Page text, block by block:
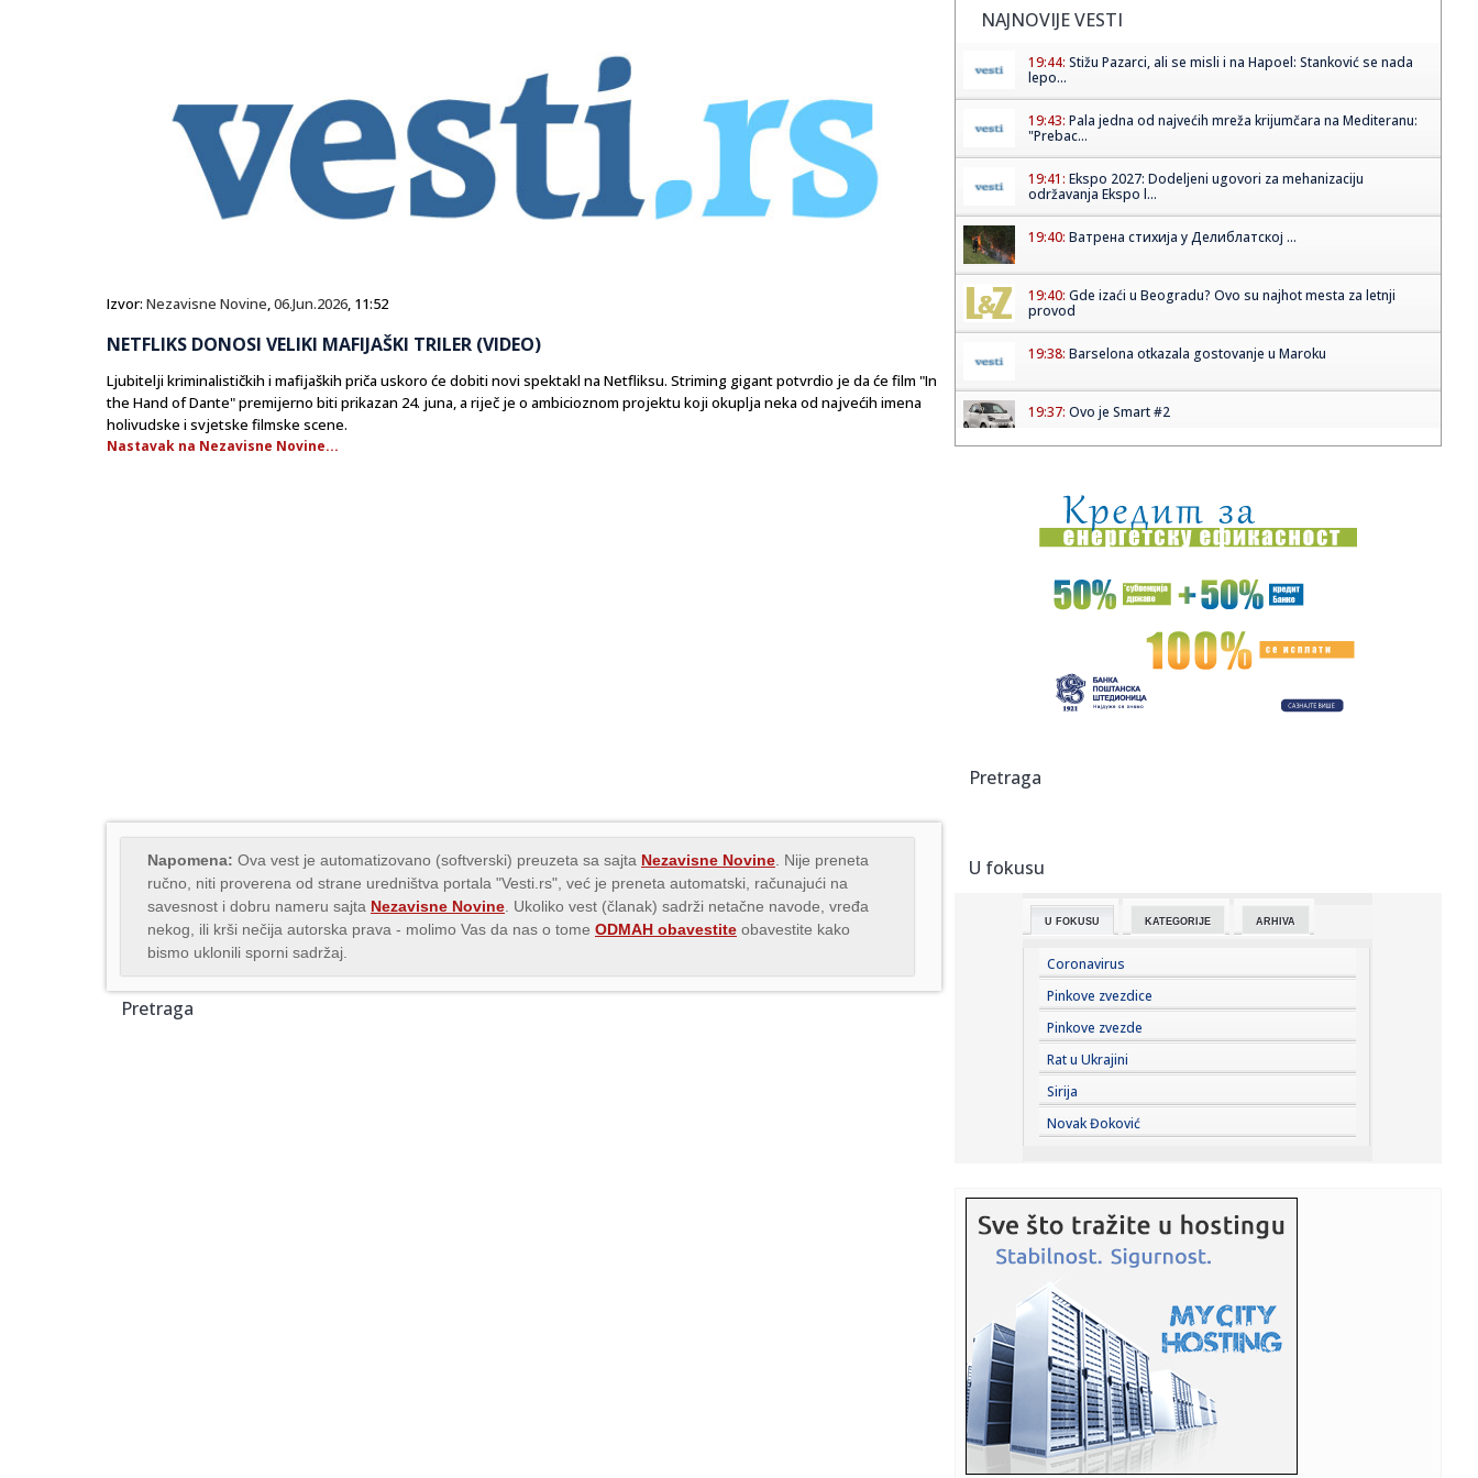
Izvor: Nezavisne Novine,06.Jun.2026, 11:52
NETFLIKS DONOSI VELIKI MAFIJAŠKI TRILER (VIDEO)
​Ljubitelji kriminalističkih i mafijaških priča uskoro će dobiti novi spektakl na Netfliksu. Striming gigant potvrdio je da će film "In
the Hand of Dante" premijerno biti prikazan 24. juna, a riječ je o ambicioznom projektu koji okuplja neka od najvećih imena
holivudske i svjetske filmske scene.
Nastavak na Nezavisne Novine...
Napomena: Ova vest je automatizovano (softverski) preuzeta sa sajta Nezavisne Novine . Nije preneta
ručno, niti proverena od strane uredništva portala "Vesti.rs", već je preneta automatski, računajući na
savesnost i dobru nameru sajta Nezavisne Novine . Ukoliko vest (članak) sadrži netačne navode, vređa
nekog, ili krši nečija autorska prava - molimo Vas da nas o tome ODMAH obavestite obavestite kako
bismo uklonili sporni sadržaj.
Pretraga
NAJNOVIJE VESTI
19:44: Stižu Pazarci, ali se misli i na Hapoel: Stanković se nada
lepo...
19:43: Pala jedna od najvećih mreža krijumčara na Mediteranu:
"Prebac...
19:41: Ekspo 2027: Dodeljeni ugovori za mehanizaciju
održavanja Ekspo l...
19:40: Ватрена стихија у Делиблатској ...
19:40: Gde izaći u Beogradu? Ovo su najhot mesta za letnji
provod
19:38: Barselona otkazala gostovanje u Maroku
19:37: Ovo je Smart #2
19:32:Novi BYD Seal 07
19:31:Preminuo poznati muzički producent: Sarađivao sa
Madonom i Brit...
Procurio govor Kamale Haris: Udarila oštro po Bajdenu
19:28:Председник Украјине Володимир ...
Zelenskog u Sr...
19:24:
19:21: Путничка возила на Батровцима ...
19:22:Lukić potpisuje! Srbin postaje član povratnika (FOTO)
19:19:Požar na deponiji povećao zagađenje u Sremskoj
Mitrovici: Veta...
19:14:Baždar zvanično u novom klubu
19:12: Holivud okrenuo leđa Džaredu Letu? Ostao bez glavne
uloge nakon...
19:07:
19:04:Sergej Trifunović dao iskaz policiji; Evo šta je rekao o
incide...
19:03:Zašto Zelenski baš sad stiže u Srbiju
19:03:Stigli su novi Samsung preklopni kraljevi: Prodaja je
Pretraga
U fokusu
U FOKUSU KATEGORIJE ARHIVA
Coronavirus
Pinkove zvezdice
Pinkove zvezde
Rat u Ukrajini
Sirija
Novak Đoković